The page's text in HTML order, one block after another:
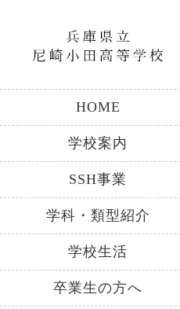
HOME
学校案内
SSH事業
学科・類型紹介
学校生活
卒業生の方へ